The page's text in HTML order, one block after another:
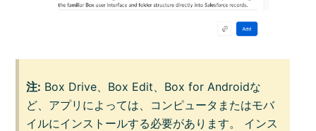
注: Box Drive、Box Edit、Box for Androidな
ど、アプリによっては、コンピュータまたはモバ
イルにインストールする必要があります。 インス